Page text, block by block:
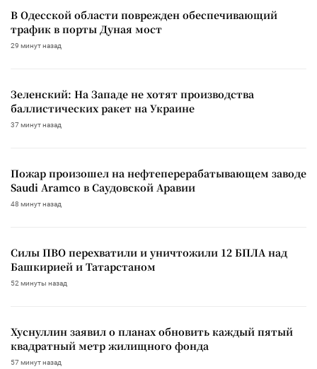
В Одесской области поврежден обеспечивающий
трафик в порты Дуная мост
29 минут назад
Зеленский: На Западе не хотят производства
баллистических ракет на Украине
37 минут назад
Пожар произошел на нефтеперерабатывающем заводе
Saudi Aramco в Саудовской Аравии
48 минут назад
Силы ПВО перехватили и уничтожили 12 БПЛА над
Башкирией и Татарстаном
52 минуты назад
Хуснуллин заявил о планах обновить каждый пятый
квадратный метр жилищного фонда
57 минут назад